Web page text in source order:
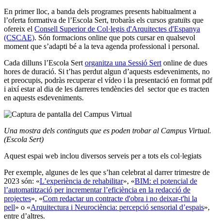
En primer lloc, a banda dels programes presents habitualment a
l’oferta formativa de l’Escola Sert, trobaràs els cursos gratuïts que
ofereix el Consell Superior de Col·legis d'Arquitectes d'Espanya
(CSCAE). Són formacions online que pots cursar en qualsevol
moment que s’adapti bé a la teva agenda professional i personal.
Cada dilluns l’Escola Sertorganitza una Sessió Sertonline de dues
hores de duració. Si t’has perdut algun d’aquests esdeveniments, no
et preocupis, podràs recuperar el vídeo i la presentació en format pdf
i així estar al dia de les darreres tendències del sector que es tracten
en aquests esdeveniments.
Una mostra dels continguts que es poden trobar al Campus Virtual.
(Escola Sert)
Aquest espai web inclou diversos serveis per a tots els col·legiats
Per exemple, algunes de les que s’han celebrat al darrer trimestre de
2023 són: «L’experiència de rehabilitar», «BIM: el potencial de
l’automatització per incrementar l’eficiència en la redacció de
projectes», «Com redactar un contracte d'obra i no deixar-t'hi la
pell» o «Arquitectura i Neurociència: percepció sensorial d’espais»,
entre d’altres.